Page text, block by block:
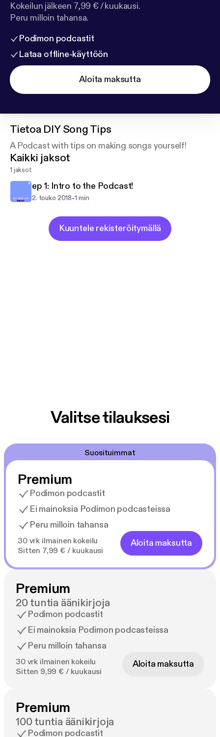
Kokeilun jälkeen 7,99 € / kuukausi.
Peru milloin tahansa.
Podimon podcastit
Lataa offline-käyttöön
Aloita maksutta
Tietoa DIY Song Tips
A Podcast with tips on making songs yourself!
Kaikki jaksot
1 jaksot
ep 1: Intro to the Podcast!
2. touko 2018-1 min
Kuuntele rekisteröitymällä
Valitse tilauksesi
Suosituimmat
Premium
Podimon podcastit
Ei mainoksia Podimon podcasteissa
Peru milloin tahansa
30 vrk ilmainen kokeilu
Sitten 7,99 € / kuukausi
Aloita maksutta
Premium
20 tuntia äänikirjoja
Podimon podcastit
Ei mainoksia Podimon podcasteissa
Peru milloin tahansa
30 vrk ilmainen kokeilu
Sitten 9,99 € / kuukausi
Aloita maksutta
Premium
100 tuntia äänikirjoja
Podimon podcastit